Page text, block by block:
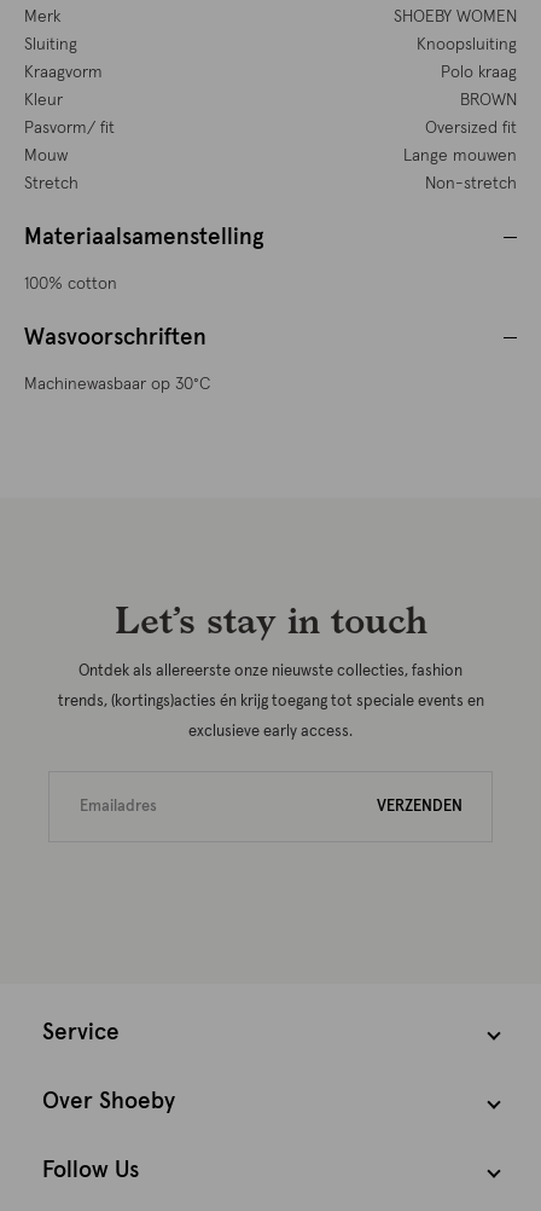
Merk
SHOEBY WOMEN
Sluiting
Knoopsluiting
Kraagvorm
Polo kraag
Kleur
BROWN
Pasvorm/ fit
Oversized fit
Mouw
Lange mouwen
Stretch
Non-stretch
Materiaalsamenstelling
100% cotton
Wasvoorschriften
Machinewasbaar op 30°C
Let’s stay in touch
Ontdek als allereerste onze nieuwste collecties, fashion
trends, (kortings)acties én krijg toegang tot speciale events en
exclusieve early access.
VERZENDEN
Service
Over Shoeby
Follow Us